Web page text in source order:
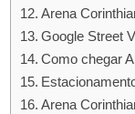
Arena
Google Street
Como chegar
Arena